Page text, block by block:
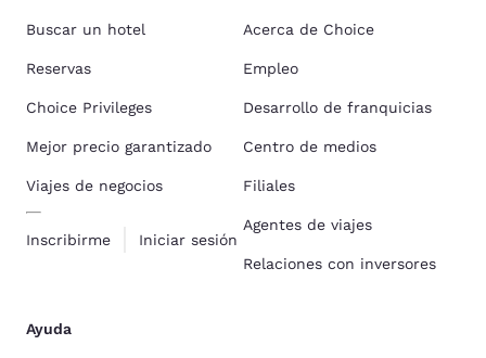
Buscar un hotel
Reservas
Choice Privileges
Mejor precio garantizado
Viajes de negocios
Inscribirme Iniciar sesión
Acerca de Choice
Empleo
Desarrollo de franquicias
Centro de medios
Filiales
Agentes de viajes
Relaciones con inversores
Ayuda